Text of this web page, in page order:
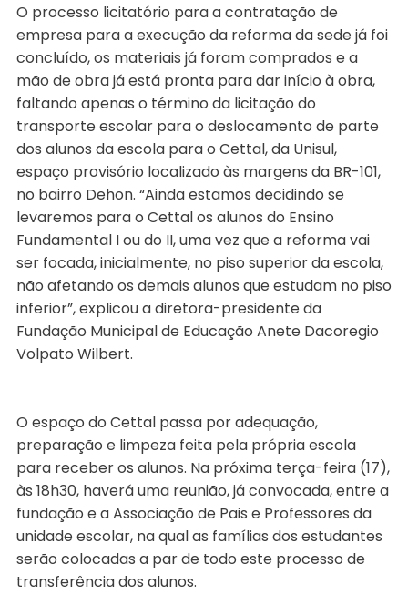
O processo licitatório para a contratação de
empresa para a execução da reforma da sede já foi
concluído, os materiais já foram comprados e a
mão de obra já está pronta para dar início à obra,
faltando apenas o término da licitação do
transporte escolar para o deslocamento de parte
dos alunos da escola para o Cettal, da Unisul,
espaço provisório localizado às margens da BR-101,
no bairro Dehon. “Ainda estamos decidindo se
levaremos para o Cettal os alunos do Ensino
Fundamental I ou do II, uma vez que a reforma vai
ser focada, inicialmente, no piso superior da escola,
não afetando os demais alunos que estudam no piso
inferior”, explicou a diretora-presidente da
Fundação Municipal de Educação Anete Dacoregio
Volpato Wilbert.
O espaço do Cettal passa por adequação,
preparação e limpeza feita pela própria escola
para receber os alunos. Na próxima terça-feira (17),
às 18h30, haverá uma reunião, já convocada, entre a
fundação e a Associação de Pais e Professores da
unidade escolar, na qual as famílias dos estudantes
serão colocadas a par de todo este processo de
transferência dos alunos.